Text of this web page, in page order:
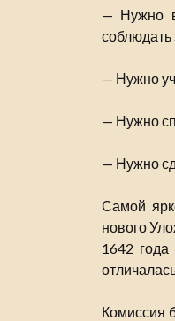
— Нужно
соблюдать
— Нужно
— Нужно
— Нужно
Самой
нового
1642
Комиссия